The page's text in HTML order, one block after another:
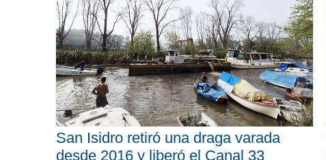
San Isidro retiró una draga varada
desde 2016 y liberó el Canal 33